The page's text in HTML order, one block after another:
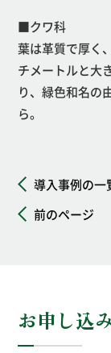
■クワ科
葉は革質で厚く
チメートルと大
り、緑色和名の
ら。
導入事例の一
前のページ
お申し込